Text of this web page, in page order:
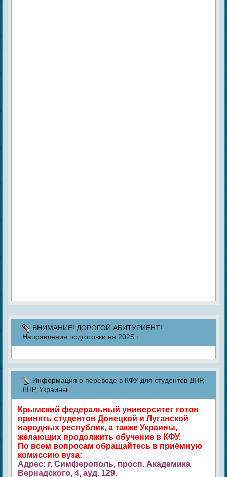
ВНИМАНИЕ! ДОРОГОЙ АБИТУРИЕНТ!
Направления подготовки на 2025 г.
Информация о переводе в КФУ для студентов ДНР,
ЛНР, Украины
Крымский федеральный университет готов
принять студентов Донецкой и Луганской
народных республик, а также Украины,
желающих продолжить обучение в КФУ.
По всем вопросам обращайтесь в приёмную
комиссию вуза:
Адрес: г. Симферополь, просп. Академика
Вернадского, 4, ауд. 129.